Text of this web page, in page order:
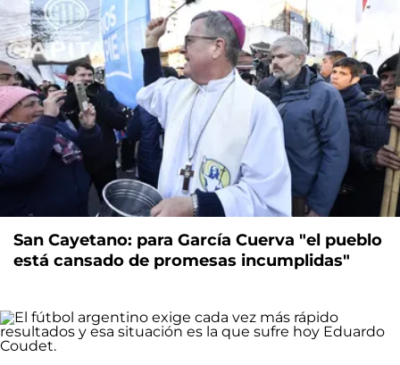
San Cayetano: para García Cuerva "el pueblo
está cansado de promesas incumplidas"